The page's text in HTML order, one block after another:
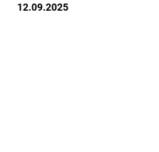
12.09.2025